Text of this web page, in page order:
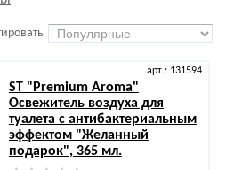
арт.: 131594
ST"Premium Aroma"
Освежитель воздуха для
туалета с антибактериальным
эффектом "Желанный
подарок", 365 мл.